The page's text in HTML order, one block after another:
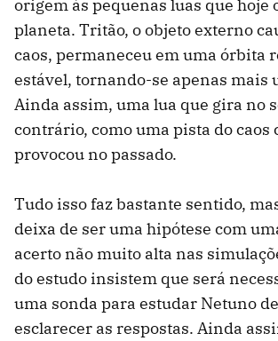
origem às pequenas luas que hoje
planeta. Tritão, o objeto externo
caos, permaneceu em uma órbita
estável, tornando-se apenas mais
Ainda assim, uma lua que gira no
contrário, como uma pista do caos
provocou no passado.
Tudo isso faz bastante sentido,
deixa de ser uma hipótese com
acerto não muito alta nas
do estudo insistem que será
uma sonda para estudar Netuno
esclarecer as respostas. Ainda